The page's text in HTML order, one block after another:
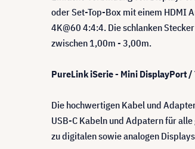
oder Set-Top-Box mit einem HDMI
4K@60 4:4:4. Die schlanken
zwischen 1,00m - 3,00m.
PureLink iSerie - Mini DisplayPort
Die hochwertigen Kabel und
USB-C Kabeln und Adpatern für
zu digitalen sowie analogen